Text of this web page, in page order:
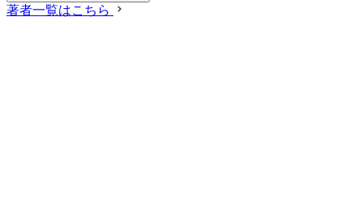
著者一覧はこちら